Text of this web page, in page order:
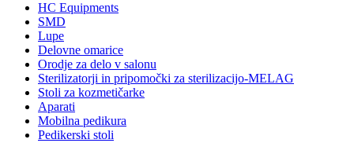
HC Equipments
SMD
Lupe
Delovne omarice
Orodje za delo v salonu
Sterilizatorji in pripomočki za sterilizacijo-MELAG
Stoli za kozmetičarke
Aparati
Mobilna pedikura
Pedikerski stoli